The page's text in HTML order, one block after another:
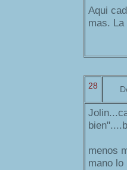
Aqui
mas. La
28
menos
mano lo